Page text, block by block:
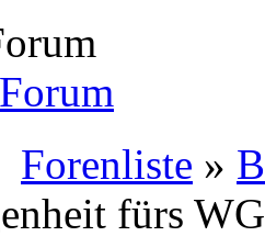
Forenliste »
fürs